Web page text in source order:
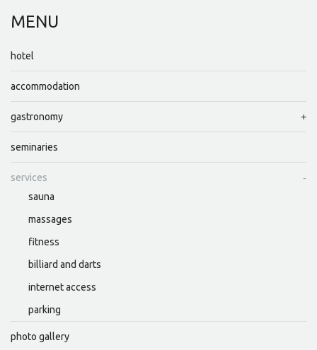
MENU
hotel
accommodation
gastronomy
seminaries
services
sauna
massages
fitness
billiard and darts
internet access
parking
photo gallery